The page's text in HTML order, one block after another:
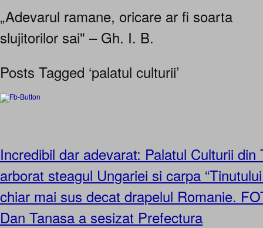
„Adevarul ramane, oricare ar fi soarta
slujitorilor sai" – Gh. I. B.
Posts Tagged ‘palatul culturii’
Incredibil dar adevarat: Palatul Culturii din
arborat steagul Ungariei si carpa
chiar mai sus decat drapelul Romanie.
Dan Tanasa a sesizat Prefectura